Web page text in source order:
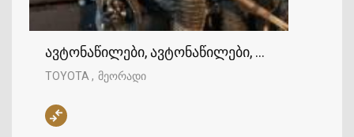
ავტონაწილები, ავტონაწილები, TOYOTA
TOYOTA მეორადი